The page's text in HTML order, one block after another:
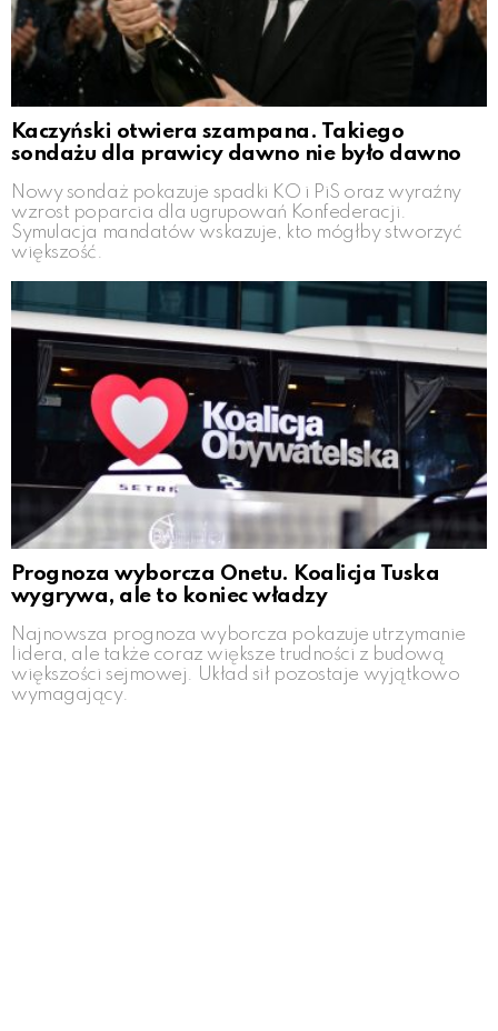
Kaczyński otwiera szampana. Takiego
sondażu dla prawicy dawno nie było dawno
Nowy sondaż pokazuje spadki KO i PiS oraz wyraźny
wzrost poparcia dla ugrupowań Konfederacji.
Symulacja mandatów wskazuje, kto mógłby stworzyć
większość.
Prognoza wyborcza Onetu. Koalicja Tuska
wygrywa, ale to koniec władzy
Najnowsza prognoza wyborcza pokazuje utrzymanie
lidera, ale także coraz większe trudności z budową
większości sejmowej. Układ sił pozostaje wyjątkowo
wymagający.